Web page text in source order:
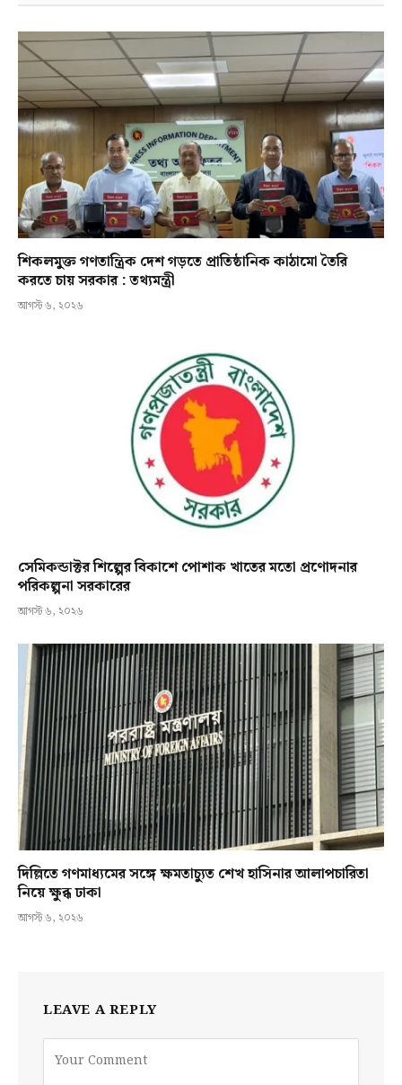
শিকলমুক্ত গণতান্ত্রিক দেশ গড়তে প্রাতিষ্ঠানিক কাঠামো তৈরি
করতে চায় সরকার : তথ্যমন্ত্রী
আগস্ট ৬, ২০২৬
সেমিকন্ডাক্টর শিল্পের বিকাশে পোশাক খাতের মতো প্রণোদনার
পরিকল্পনা সরকারের
আগস্ট ৬, ২০২৬
দিল্লিতে গণমাধ্যমের সঙ্গে ক্ষমতাচ্যুত শেখ হাসিনার আলাপচারিতা
নিয়ে ক্ষুব্ধ ঢাকা
আগস্ট ৬, ২০২৬
LEAVE A REPLY